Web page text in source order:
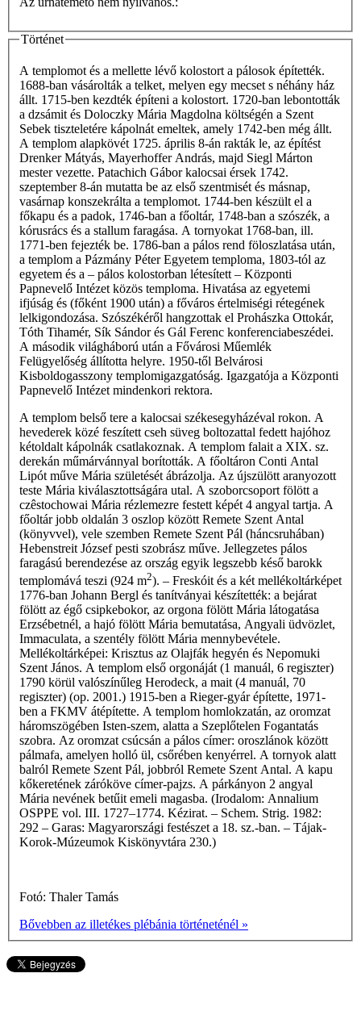
Történet
A templomot és a mellette lévő kolostort a pálosok építették.
1688-ban vásárolták a telket, melyen egy mecset s néhány ház
állt. 1715-ben kezdték építeni a kolostort. 1720-ban lebontották
a dzsámit és Doloczky Mária Magdolna költségén a Szent
Sebek tiszteletére kápolnát emeltek, amely 1742-ben még állt.
A templom alapkövét 1725. április 8-án rakták le, az építést
Drenker Mátyás, Mayerhoffer András, majd Siegl Márton
mester vezette. Patachich Gábor kalocsai érsek 1742.
szeptember 8-án mutatta be az első szentmisét és másnap,
vasárnap konszekrálta a templomot. 1744-ben készült el a
főkapu és a padok, 1746-ban a főoltár, 1748-ban a szószék, a
kórusrács és a stallum faragása. A tornyokat 1768-ban, ill.
1771-ben fejezték be. 1786-ban a pálos rend föloszlatása után,
a templom a Pázmány Péter Egyetem temploma, 1803-tól az
egyetem és a – pálos kolostorban létesített – Központi
Papnevelő Intézet közös temploma. Hivatása az egyetemi
ifjúság és (főként 1900 után) a főváros értelmiségi rétegének
lelkigondozása. Szószékéről hangzottak el Prohászka Ottokár,
Tóth Tihamér, Sík Sándor és Gál Ferenc konferenciabeszédei.
A második világháború után a Fővárosi Műemlék
Felügyelőség állította helyre. 1950-től Belvárosi
Kisboldogasszony templomigazgatóság. Igazgatója a Központi
Papnevelő Intézet mindenkori rektora.
A templom belső tere a kalocsai székesegyházéval rokon. A
hevederek közé feszített cseh süveg boltozattal fedett hajóhoz
kétoldalt kápolnák csatlakoznak. A templom falait a XIX. sz.
derekán műmárvánnyal borították. A főoltáron Conti Antal
Lipót műve Mária születését ábrázolja. Az újszülött aranyozott
teste Mária kiválasztottságára utal. A szoborcsoport fölött a
czêstochowai Mária rézlemezre festett képét 4 angyal tartja. A
főoltár jobb oldalán 3 oszlop között Remete Szent Antal
(könyvvel), vele szemben Remete Szent Pál (háncsruhában)
Hebenstreit József pesti szobrász műve. Jellegzetes pálos
faragású berendezése az ország egyik legszebb késő barokk
templomává teszi (924 m2). – Freskóit és a két mellékoltárképet
1776-ban Johann Bergl és tanítványai készítették: a bejárat
fölött az égő csipkebokor, az orgona fölött Mária látogatása
Erzsébetnél, a hajó fölött Mária bemutatása, Angyali üdvözlet,
Immaculata, a szentély fölött Mária mennybevétele.
Mellékoltárképei: Krisztus az Olajfák hegyén és Nepomuki
Szent János. A templom első orgonáját (1 manuál, 6 regiszter)
1790 körül valószínűleg Herodeck, a mait (4 manuál, 70
regiszter) (op. 2001.) 1915-ben a Rieger-gyár építette, 1971-
ben a FKMV átépítette. A templom homlokzatán, az oromzat
háromszögében Isten-szem, alatta a Szeplőtelen Fogantatás
szobra. Az oromzat csúcsán a pálos címer: orosz­lánok között
pálmafa, amelyen holló ül, csőrében kenyérrel. A tornyok alatt
balról Remete Szent Pál, jobbról Remete Szent Antal. A kapu
kőkeretének záróköve címer-pajzs. A párkányon 2 angyal
Mária nevének betűit emeli magasba. (Irodalom: Annalium
OSPPE vol. III. 1727–1774. Kézirat. – Schem. Strig. 1982:
292 – Garas: Magyarországi festészet a 18. sz.-ban. – Tájak-
Korok-Múzeumok Kiskönyvtára 230.)
Fotó: Thaler Tamás
Bővebben az illetékes plébánia történeténél »